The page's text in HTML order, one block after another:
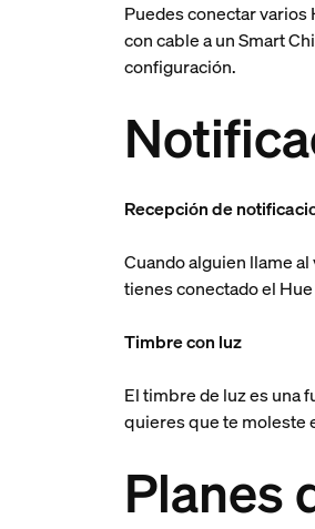
Puedes conectar
con cable a un Smart
configuración.
Recepción de
Cuando alguien llame
tienes conectado el
Timbre con luz
El timbre de luz es una
quieres que te moleste
Planes